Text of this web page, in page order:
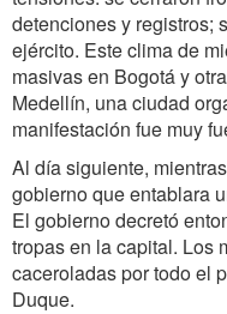
detenciones y registros;
ejército. Este clima de
masivas en Bogotá y
Medellín, una ciudad
manifestación fue muy
Al día siguiente,
gobierno que entablara
El gobierno decretó
tropas en la capital. Los
caceroladas por todo el
Duque.